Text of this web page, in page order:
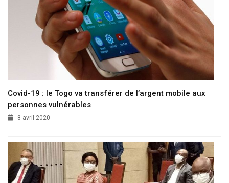
Covid-19 : le Togo va transférer de l’argent mobile aux
personnes vulnérables
8 avril 2020